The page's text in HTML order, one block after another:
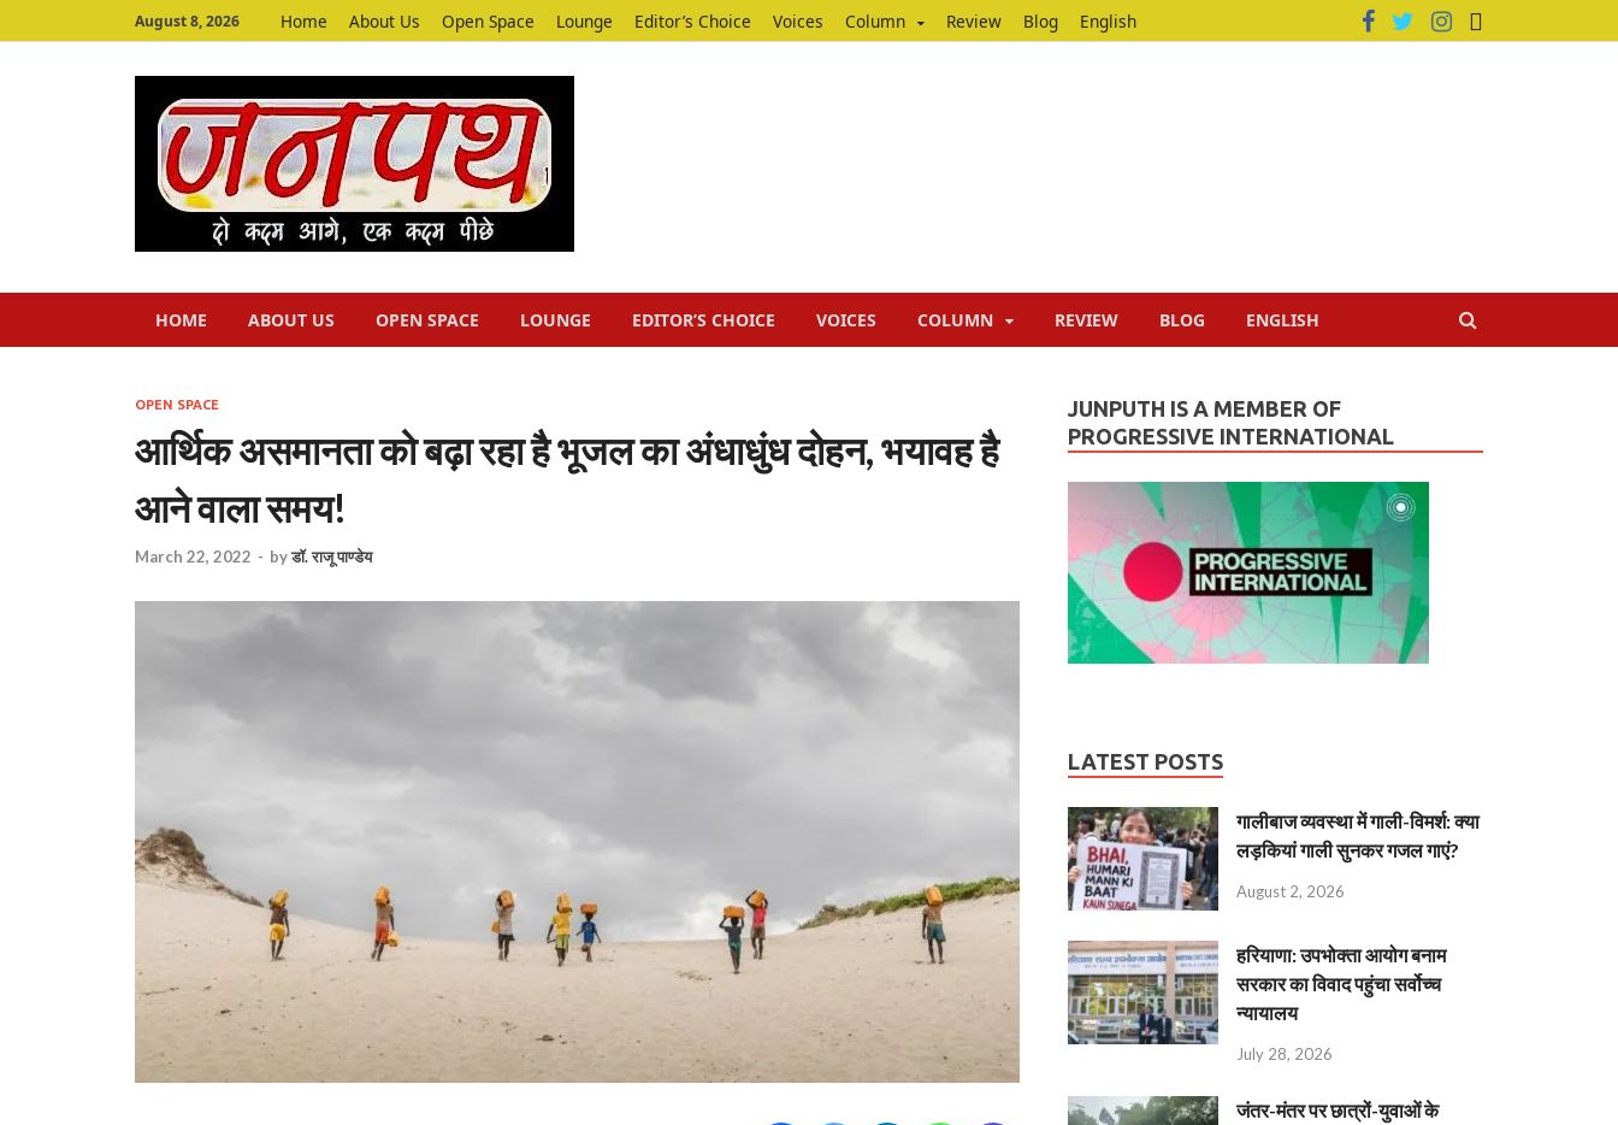
August 8, 2026 Home About Us Open Space Lounge Editor’s Choice Voices Column Review Blog English
HOME ABOUT US OPEN SPACE LOUNGE EDITOR’S CHOICE VOICES COLUMN REVIEW BLOG ENGLISH
OPEN SPACE
आर्थिक असमानता को बढ़ा रहा है भूजल का अंधाधुंध दोहन, भयावह है
आने वाला समय!
March 22, 2022 - byडॉ. राजू पाण्डेय
JUNPUTH IS A MEMBER OF
PROGRESSIVE INTERNATIONAL
LATEST POSTS
गालीबाज व्‍यवस्‍था में गाली-विमर्श: क्या
लड़कियां गाली सुनकर गजल गाएं?
August 2, 2026
हरियाणा: उपभोक्ता आयोग बनाम
सरकार का विवाद पहुंचा सर्वोच्च
न्यायालय
July 28, 2026
जंतर-मंतर पर छात्रों-युवाओं के